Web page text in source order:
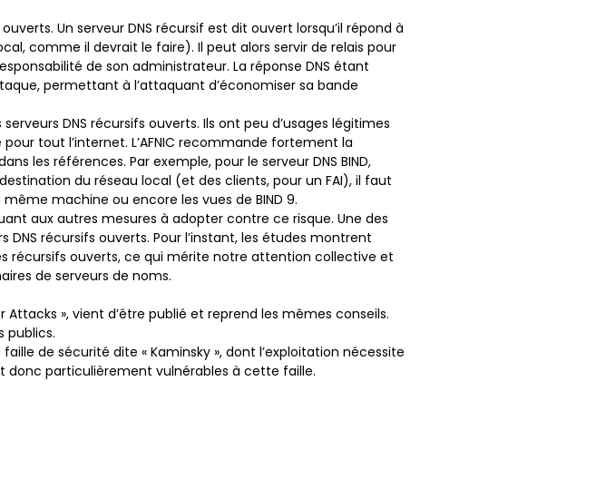
Un serveur DNS récursif est dit ouvert lorsqu’il répond à
comme il devrait le faire). Il peut alors servir de relais pour
de son administrateur. La réponse DNS étant
permettant à l’attaquant d’économiser sa bande
DNS récursifs ouverts. Ils ont peu d’usages légitimes
tout l’internet. L’AFNIC recommande fortement la
les références. Par exemple, pour le serveur DNS BIND,
du réseau local (et des clients, pour un FAI), il faut
machine ou encore les vues de BIND 9.
aux autres mesures à adopter contre ce risque. Une des
récursifs ouverts. Pour l’instant, les études montrent
récursifs ouverts, ce qui mérite notre attention collective et
de serveurs de noms.
Attacks », vient d’être publié et reprend les mêmes conseils.
publics.
de sécurité dite « Kaminsky », dont l’exploitation nécessite
donc particulièrement vulnérables à cette faille.